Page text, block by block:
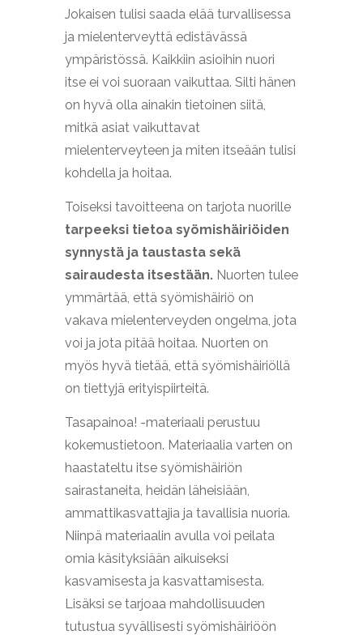
Jokaisen tulisi saada elää turvallisessa
ja mielenterveyttä edistävässä
ympäristössä. Kaikkiin asioihin nuori
itse ei voi suoraan vaikuttaa. Silti hänen
on hyvä olla ainakin tietoinen siitä,
mitkä asiat vaikuttavat
mielenterveyteen ja miten itseään tulisi
kohdella ja hoitaa.
Toiseksi tavoitteena on tarjota nuorille
tarpeeksi tietoa syömishäiriöiden
synnystä ja taustasta sekä
sairaudesta itsestään. Nuorten tulee
ymmärtää, että syömishäiriö on
vakava mielenterveyden ongelma, jota
voi ja jota pitää hoitaa. Nuorten on
myös hyvä tietää, että syömishäiriöllä
on tiettyjä erityispiirteitä.
Tasapainoa! -materiaali perustuu
kokemustietoon. Materiaalia varten on
haastateltu itse syömishäiriön
sairastaneita, heidän läheisiään,
ammattikasvattajia ja tavallisia nuoria.
Niinpä materiaalin avulla voi peilata
omia käsityksiään aikuiseksi
kasvamisesta ja kasvattamisesta.
Lisäksi se tarjoaa mahdollisuuden
tutustua syvällisesti syömishäiriöön